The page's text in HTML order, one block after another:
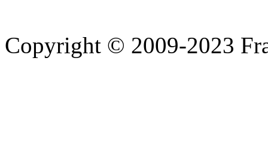
Copyright © 2009-2023